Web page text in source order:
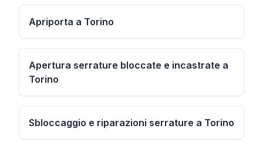
Apriporta a Torino
Apertura serrature bloccate e incastrate a
Torino
Sbloccaggio e riparazioni serrature a Torino